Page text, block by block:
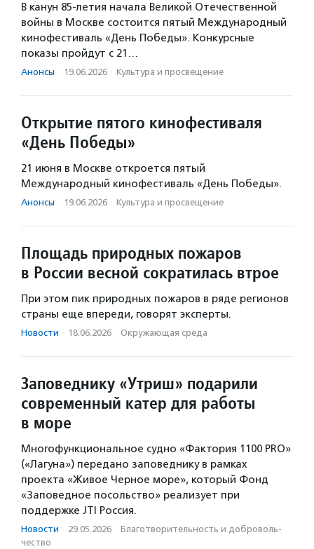
В канун 85-летия начала Великой Отечественной
войны в Москве состоится пятый Международный
кинофестиваль «День Победы». Конкурсные
показы пройдут с 21…
Анонсы · 19.06.2026 · Культура и просвещение
Открытие пятого кинофестиваля
«День Победы»
21 июня в Москве откроется пятый
Международный кинофестиваль «День Победы».
Анонсы · 19.06.2026 · Культура и просвещение
Площадь природных пожаров
в России весной сократилась втрое
При этом пик природных пожаров в ряде регионов
страны еще впереди, говорят эксперты.
Новости · 18.06.2026 · Окружающая среда
Заповеднику «Утриш» подарили
современный катер для работы
в море
Многофункциональное судно «Фактория 1100 PRO»
(«Лагуна») передано заповеднику в рамках
проекта «Живое Черное море», который Фонд
«Заповедное посольство» реализует при
поддержке JTI Россия.
Новости · 29.05.2026 · Благотвори­тель­ность и доброволь­
чест­во